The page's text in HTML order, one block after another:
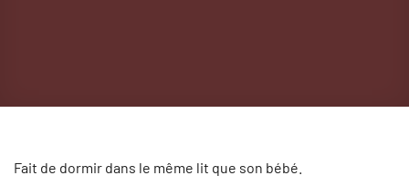
Fait de dormir dans le même lit que son bébé.